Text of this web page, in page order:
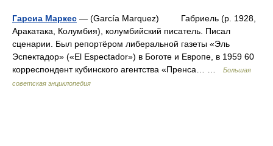
Гарсиа Маркес — (García Marquez) Габриель (р. 1928,
Аракатака, Колумбия), колумбийский писатель. Писал
сценарии. Был репортёром либеральной газеты «Эль
Эспектадор» («El Espectador») в Боготе и Европе, в 1959 60
корреспондент кубинского агентства «Пренса… …
Большая
советская энциклопедия